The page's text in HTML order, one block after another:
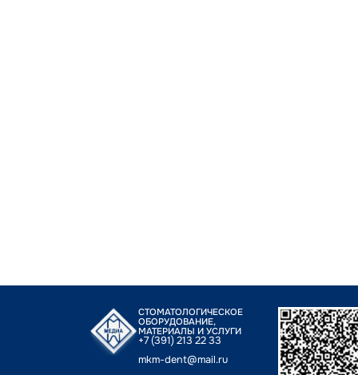
СТОМАТОЛОГИЧЕСКОЕ
ОБОРУДОВАНИЕ,
МАТЕРИАЛЫ И УСЛУГИ
+7 (391) 213 22 33
mkm-dent@mail.ru